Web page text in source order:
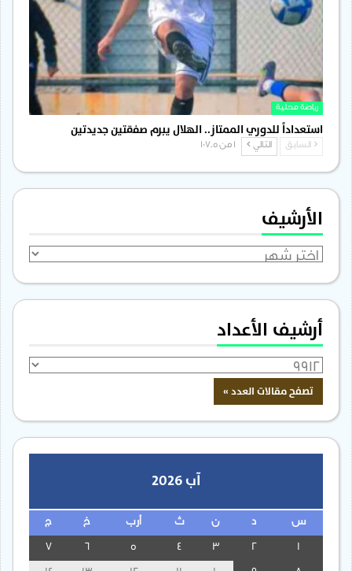
رياضة محلية
استعداداً للدوري الممتاز.. الهلال يبرم صفقتين جديدتين
السابق التالي
الأرشيف
الأرشيف
أرشيف الأعداد
آب 2026
س ن ث أرب خ ج
3